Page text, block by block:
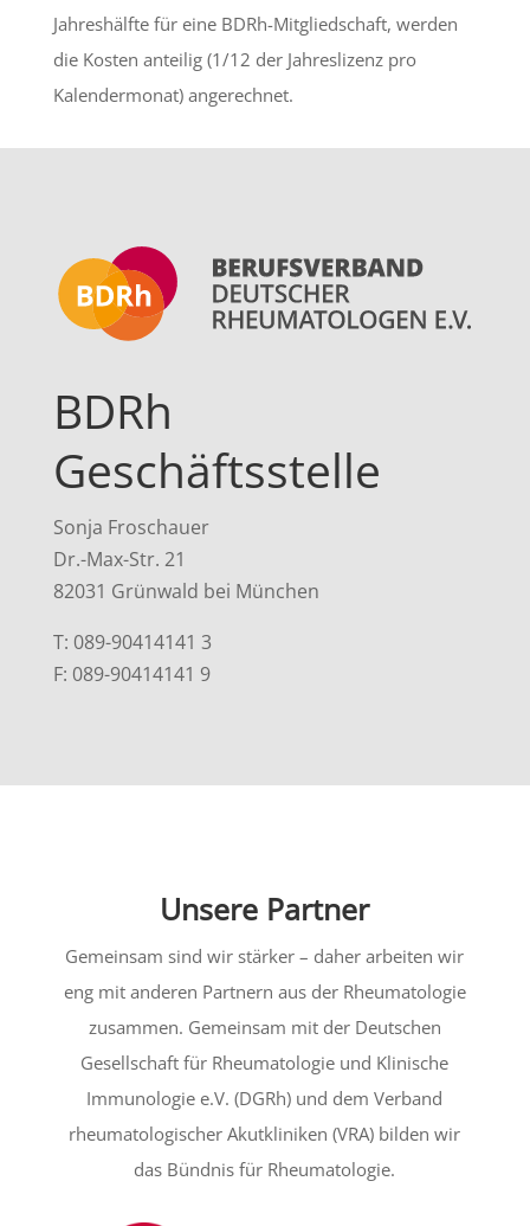
Jahreshälfte für eine BDRh-Mitgliedschaft, werden
die Kosten anteilig (1/12 der Jahreslizenz pro
Kalendermonat) angerechnet.
BDRh
Geschäftsstelle
Sonja Froschauer
Dr.-Max-Str. 21
82031 Grünwald bei München
T: 089-90414141 3
F: 089-90414141 9
Unsere Partner
Gemeinsam sind wir stärker – daher arbeiten wir
eng mit anderen Partnern aus der Rheumatologie
zusammen. Gemeinsam mit der Deutschen
Gesellschaft für Rheumatologie und Klinische
Immunologie e.V. (DGRh) und dem Verband
rheumatologischer Akutkliniken (VRA) bilden wir
das Bündnis für Rheumatologie.